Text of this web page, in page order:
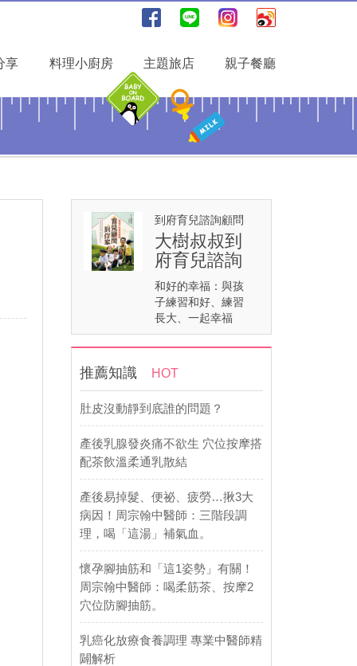
享 料理小廚房 主題旅店 親子餐廳
到府育兒諮詢顧問
大樹叔叔到
府育兒諮詢
和好的幸福：與孩
子練習和好、練習
長大、一起幸福
推薦知識 HOT
肚皮沒動靜到底誰的問題？
產後乳腺發炎痛不欲生 穴位按摩搭
配茶飲溫柔通乳散結
產後易掉髮、便祕、疲勞…揪3大
病因！周宗翰中醫師：三階段調
理，喝「這湯」補氣血。
懷孕腳抽筋和「這1姿勢」有關！
周宗翰中醫師：喝柔筋茶、按摩2
穴位防腳抽筋。
乳癌化放療食養調理 專業中醫師精
闢解析